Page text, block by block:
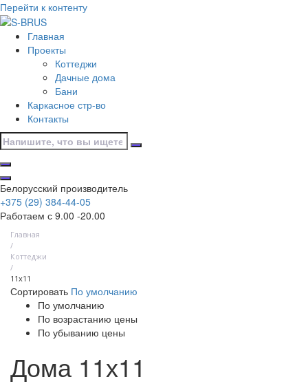
Перейти к контенту
Главная
Проекты
Коттеджи
Дачные дома
Бани
Каркасное стр-во
Контакты
Белорусский производитель
+375 (29) 384-44-05
Работаем с 9.00 -20.00
Главная
/
Коттеджи
/
11х11
Сортировать По умолчанию
По умолчанию
По возрастанию цены
По убыванию цены
Дома 11х11